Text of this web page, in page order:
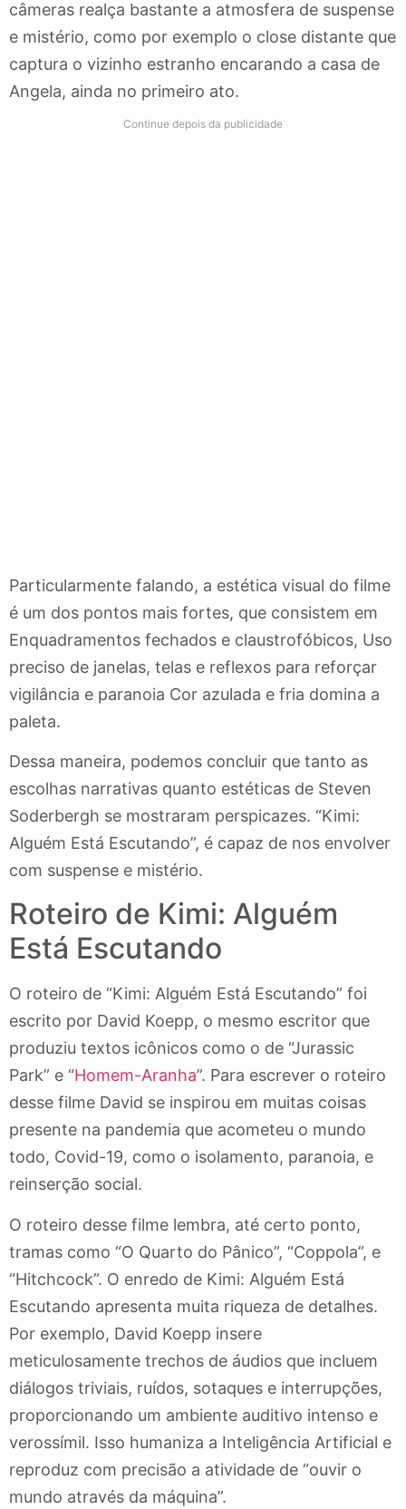
câmeras realça bastante a atmosfera de suspense
e mistério, como por exemplo o close distante que
captura o vizinho estranho encarando a casa de
Angela, ainda no primeiro ato.
Continue depois da publicidade
Particularmente falando, a estética visual do filme
é um dos pontos mais fortes, que consistem em
Enquadramentos fechados e claustrofóbicos, Uso
preciso de janelas, telas e reflexos para reforçar
vigilância e paranoia Cor azulada e fria domina a
paleta.
Dessa maneira, podemos concluir que tanto as
escolhas narrativas quanto estéticas de Steven
Soderbergh se mostraram perspicazes. “Kimi:
Alguém Está Escutando”, é capaz de nos envolver
com suspense e mistério.
Roteiro de Kimi: Alguém
Está Escutando
O roteiro de “Kimi: Alguém Está Escutando” foi
escrito por David Koepp, o mesmo escritor que
produziu textos icônicos como o de “Jurassic
Park” e “Homem-Aranha”. Para escrever o roteiro
desse filme David se inspirou em muitas coisas
presente na pandemia que acometeu o mundo
todo, Covid-19, como o isolamento, paranoia, e
reinserção social.
O roteiro desse filme lembra, até certo ponto,
tramas como “O Quarto do Pânico”, “Coppola”, e
“Hitchcock”. O enredo de Kimi: Alguém Está
Escutando apresenta muita riqueza de detalhes.
Por exemplo, David Koepp insere
meticulosamente trechos de áudios que incluem
diálogos triviais, ruídos, sotaques e interrupções,
proporcionando um ambiente auditivo intenso e
verossímil. Isso humaniza a Inteligência Artificial e
reproduz com precisão a atividade de “ouvir o
mundo através da máquina”.